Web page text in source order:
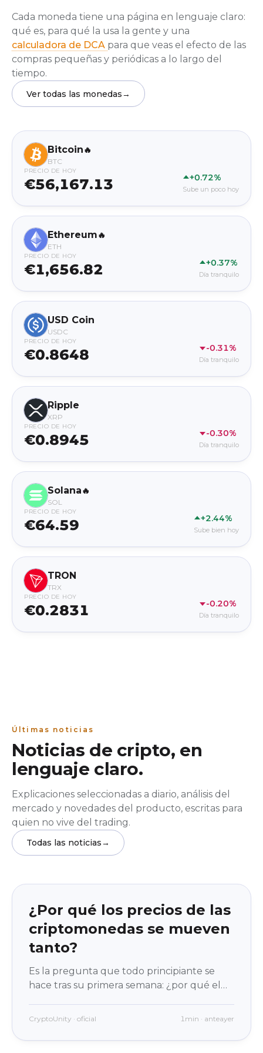
Cada moneda tiene una página en lenguaje claro:
qué es, para qué la usa la gente y una
calculadora de DCA para que veas el efecto de las
compras pequeñas y periódicas a lo largo del
tiempo.
Ver todas las monedas→
Bitcoin🔥
BTC
PRECIO DE HOY
€56,167.13 +0.72%
Sube un poco hoy
Ethereum🔥
ETH
PRECIO DE HOY
€1,656.82 +0.37%
Día tranquilo
USD Coin
USDC
PRECIO DE HOY
€0.8648 -0.31%
Día tranquilo
Ripple
XRP
PRECIO DE HOY
€0.8945 -0.30%
Día tranquilo
Solana🔥
SOL
PRECIO DE HOY
€64.59 +2.44%
Sube bien hoy
TRON
TRX
PRECIO DE HOY
€0.2831 -0.20%
Día tranquilo
Últimas noticias
Noticias de cripto, en
lenguaje claro.
Explicaciones seleccionadas a diario, análisis del
mercado y novedades del producto, escritas para
quien no vive del trading.
Todas las noticias→
¿Por qué los precios de las
criptomonedas se mueven
tanto?
Es la pregunta que todo principiante se
hace tras su primera semana: ¿por qué el
no es «porque el cripto es una locura», sino
que los conoces, el movimiento deja de
CryptoUnity · oficial 1min · anteayer